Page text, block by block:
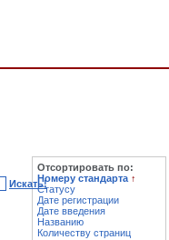
Искать!
Отсортировать по:
Номеру стандарта ↑
Статусу
Дате регистрации
Дате введения
Названию
Количеству страниц